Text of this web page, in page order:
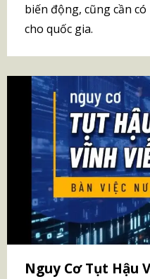
biến động, cũng cần
cho quốc gia.
Nguy Cơ Tụt Hậu